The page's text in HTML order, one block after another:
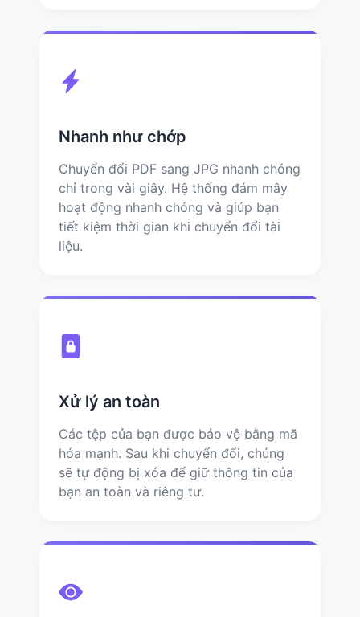
Nhanh như chớp
Chuyển đổi PDF sang JPG nhanh chóng
chỉ trong vài giây. Hệ thống đám mây
hoạt động nhanh chóng và giúp bạn
tiết kiệm thời gian khi chuyển đổi tài
liệu.
Xử lý an toàn
Các tệp của bạn được bảo vệ bằng mã
hóa mạnh. Sau khi chuyển đổi, chúng
sẽ tự động bị xóa để giữ thông tin của
bạn an toàn và riêng tư.